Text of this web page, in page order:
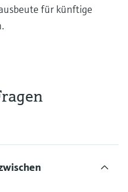
für künftige